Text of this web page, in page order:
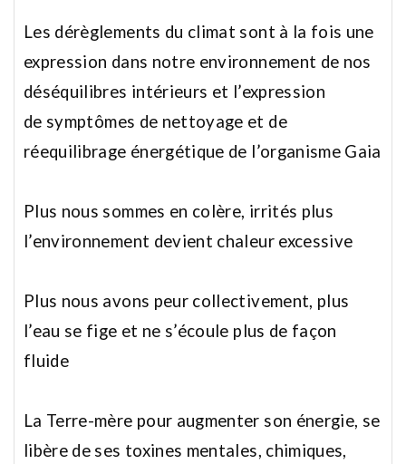
Les dérèglements du climat sont à la fois une
expression dans notre environnement de nos
déséquilibres intérieurs et l’expression
de symptômes de nettoyage et de
réequilibrage énergétique de l’organisme Gaia
Plus nous sommes en colère, irrités plus
l’environnement devient chaleur excessive
Plus nous avons peur collectivement, plus
l’eau se fige et ne s’écoule plus de façon
fluide
La Terre-mère pour augmenter son énergie, se
libère de ses toxines mentales, chimiques,